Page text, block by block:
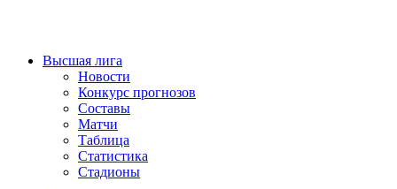
Высшая лига
Новости
Конкурс прогнозов
Составы
Матчи
Таблица
Статистика
Стадионы